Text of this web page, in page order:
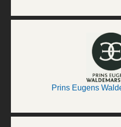
Prins Eugens